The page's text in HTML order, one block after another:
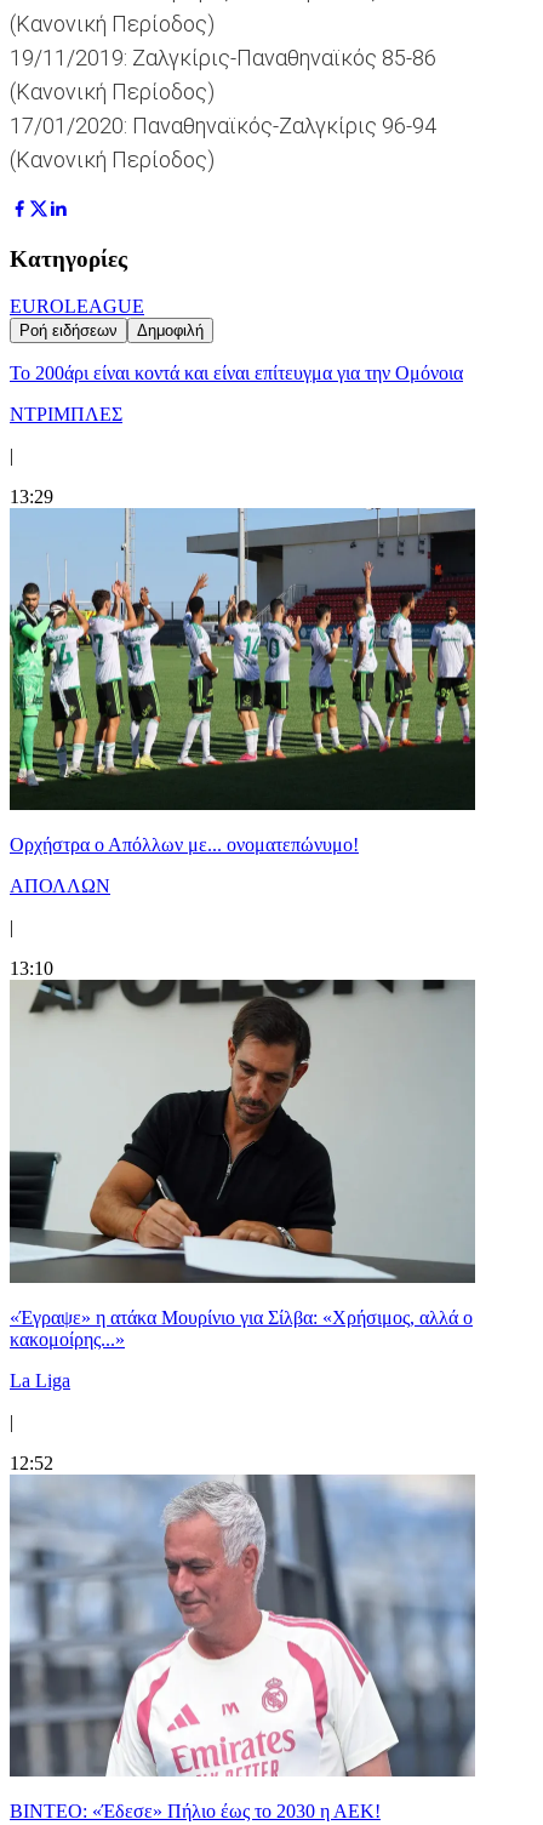
(Κανονική Περίοδος)
19/11/2019: Ζαλγκίρις-Παναθηναϊκός 85-86
(Κανονική Περίοδος)
17/01/2020: Παναθηναϊκός-Ζαλγκίρις 96-94
(Κανονική Περίοδος)
Κατηγορίες
EUROLEAGUE
Ροή ειδήσεων Δημοφιλή
Το 200άρι είναι κοντά και είναι επίτευγμα για την Ομόνοια
ΝΤΡΙΜΠΛΕΣ
|
13:29
Ορχήστρα o Aπόλλων με... ονοματεπώνυμο!
ΑΠΟΛΛΩΝ
|
13:10
«Έγραψε» η ατάκα Μουρίνιο για Σίλβα: «Χρήσιμος, αλλά ο
κακομοίρης...»
La Liga
|
12:52
ΒΙΝΤΕΟ: «Έδεσε» Πήλιο έως το 2030 η ΑΕΚ!